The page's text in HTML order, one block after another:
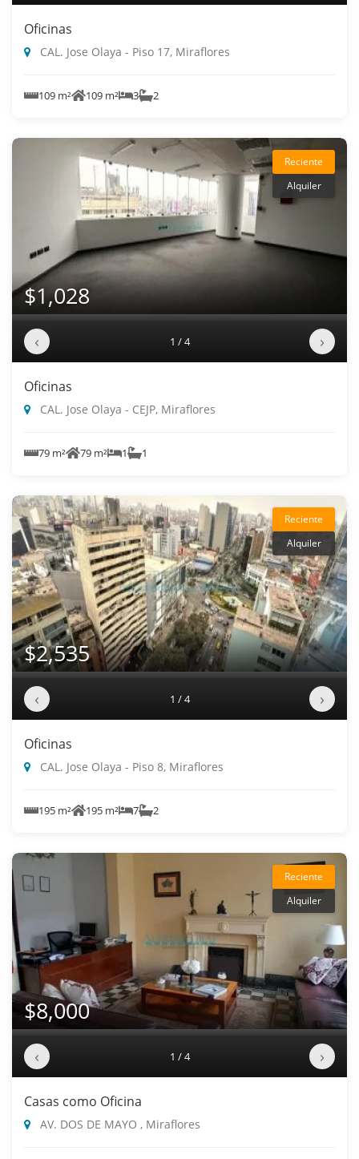
Oficinas
CAL. Jose Olaya - Piso 17, Miraflores
109 m² 109 m² 3 2
Reciente
Alquiler
$1,028
‹ 1 / 4 ›
Oficinas
CAL. Jose Olaya - CEJP, Miraflores
79 m² 79 m² 1 1
Reciente
Alquiler
$2,535
‹ 1 / 4 ›
Oficinas
CAL. Jose Olaya - Piso 8, Miraflores
195 m² 195 m² 7 2
Reciente
Alquiler
$8,000
‹ 1 / 4 ›
Casas como Oficina
AV. DOS DE MAYO , Miraflores